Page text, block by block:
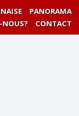
PANORAMA
CONTACT
NOUS?